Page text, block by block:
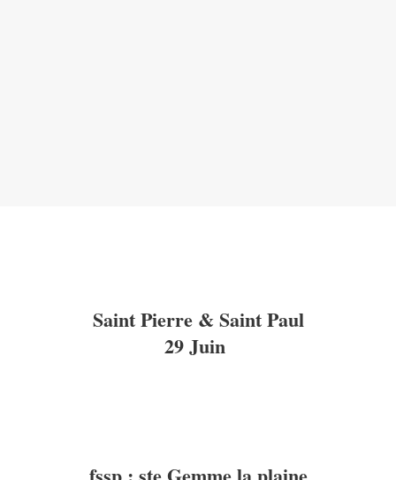
Saint Pierre & Saint Paul
29 Juin